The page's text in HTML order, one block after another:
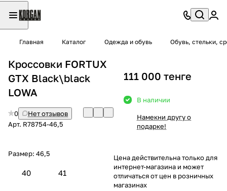
Главная Каталог Одежда и обувь Обувь, стельки,
Кроссовки FORTUX
GTX Black\black
LOWA
0
Нет отзывов
Арт. R78754-46,5
Размер: 46,5
40 41
111 000 тенге
В наличии
Намекни другу о
подарке!
Цена действительна только для
интернет-магазина и может
отличаться от цен в розничных
магазинах